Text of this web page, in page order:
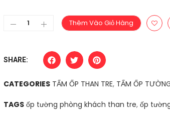
Thêm Vào Giỏ Hàng
SHARE:
CATEGORIES TẤM ỐP THAN TRE, TẤM ỐP
TAGS ốp tường phòng khách than tre, ốp